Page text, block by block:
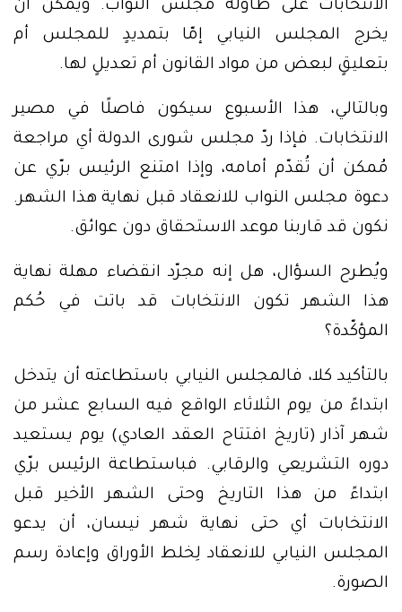
الانتخابات على طاولة مجلس النواب. ويمكن أن
يخرج المجلس النيابي إمّا بتمديدٍ للمجلس أم
بتعليقٍ لبعض من مواد القانون أم تعديلٍ لها.
وبالتالي، هذا الأسبوع سيكون فاصلًا في مصير
الانتخابات. فإذا ردّ مجلس شورى الدولة أي مراجعة
مُمكن أن تُقدّم أمامه، وإذا امتنع الرئيس برّي عن
دعوة مجلس النواب للانعقاد قبل نهاية هذا الشهر.
نكون قد قاربنا موعد الاستحقاق دون عوائق.
ويُطرح السؤال، هل إنه مجرّد انقضاء مهلة نهاية
هذا الشهر تكون الانتخابات قد باتت في حُكم
المؤكّدة؟
بالتأكيد كلا، فالمجلس النيابي باستطاعته أن يتدخل
ابتداءً من يوم الثلاثاء الواقع فيه السابع عشر من
شهر آذار (تاريخ افتتاح العقد العادي) يوم يستعيد
دوره التشريعي والرقابي. فباستطاعة الرئيس برّي
ابتداءً من هذا التاريخ وحتى الشهر الأخير قبل
الانتخابات أي حتى نهاية شهر نيسان، أن يدعو
المجلس النيابي للانعقاد لِخلط الأوراق وإعادة رسم
الصورة.